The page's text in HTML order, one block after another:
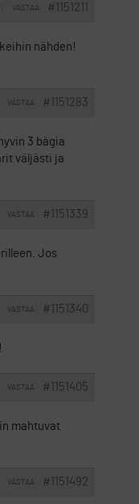
#1151211
VASTAA
nähden!
#1151283
VASTAA
3 bägia
väljästi ja
#1151339
VASTAA
Jos
#1151340
VASTAA
#1151405
VASTAA
mahtuvat
#1151492
VASTAA